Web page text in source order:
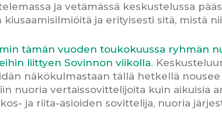
ja vetämässä keskustelussa
kiusaamisilmiöitä ja erityisesti sitä, mistä
tämän vuoden toukokuussa ryhmän
liittyen Sovinnon viikolla.
näkökulmastaan tällä hetkellä
nuoria vertaissovittelijoita kuin aikuisia
ja riita-asioiden sovittelija, nuoria